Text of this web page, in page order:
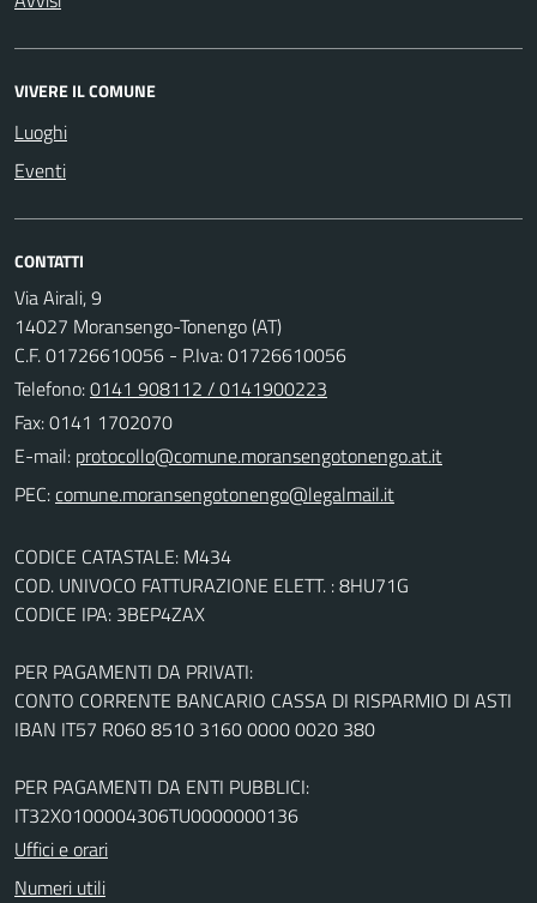
VIVERE IL COMUNE
Luoghi
Eventi
CONTATTI
Via Airali, 9
14027 Moransengo-Tonengo (AT)
C.F. 01726610056 - P.Iva: 01726610056
Telefono:0141 908112 / 0141900223
Fax: 0141 1702070
E-mail:
PEC:
CODICE CATASTALE: M434
COD. UNIVOCO FATTURAZIONE ELETT. : 8HU71G
CODICE IPA: 3BEP4ZAX
PER PAGAMENTI DA PRIVATI:
CONTO CORRENTE BANCARIO CASSA DI RISPARMIO DI ASTI
IBAN IT57 R060 8510 3160 0000 0020 380
PER PAGAMENTI DA ENTI PUBBLICI:
IT32X0100004306TU0000000136
Uffici e orari
Numeri utili